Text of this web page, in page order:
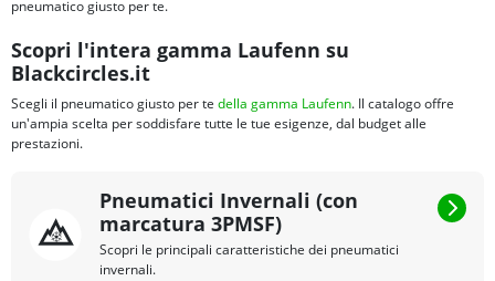
pneumatico giusto per te.
Scopri l'intera gamma Laufenn su
Blackcircles.it
Scegli il pneumatico giusto per te della gamma Laufenn. Il catalogo offre
un'ampia scelta per soddisfare tutte le tue esigenze, dal budget alle
prestazioni.
Pneumatici Invernali (con
marcatura 3PMSF)
Scopri le principali caratteristiche dei pneumatici
invernali.